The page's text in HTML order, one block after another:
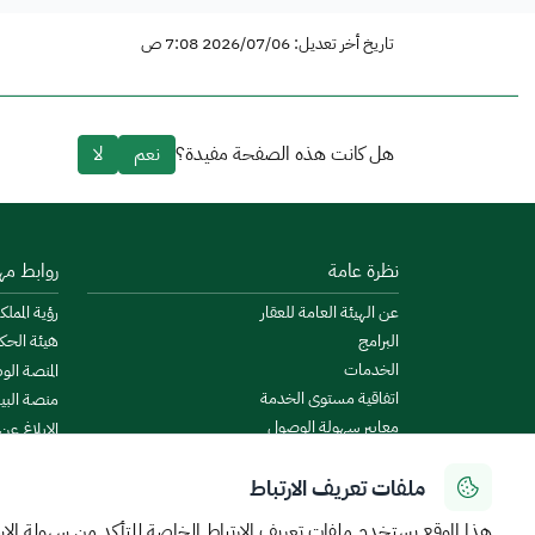
ملفات تعريف الارتباط
تاريخ أخر تعديل: 2026/07/06 7:08 ص
هل كانت هذه الصفحة مفيدة؟ نعم لا
نظرة عامة
عن الهيئة العامة للعقار
البرامج
الخدمات
اتفاقية مستوى الخدمة
معايير سهولة الوصول
الروزنامة العقارية
روابط
رؤية
هيئة
المنصة
منصة
الإبلاغ